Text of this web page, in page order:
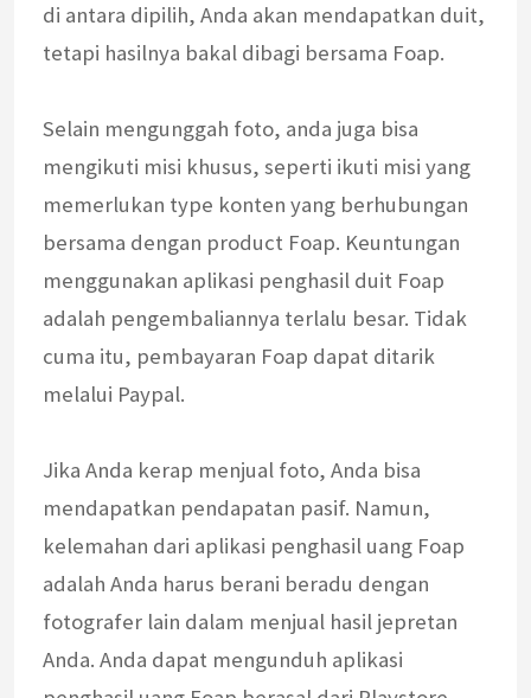
di antara dipilih, Anda akan mendapatkan duit,
tetapi hasilnya bakal dibagi bersama Foap.
Selain mengunggah foto, anda juga bisa
mengikuti misi khusus, seperti ikuti misi yang
memerlukan type konten yang berhubungan
bersama dengan product Foap. Keuntungan
menggunakan aplikasi penghasil duit Foap
adalah pengembaliannya terlalu besar. Tidak
cuma itu, pembayaran Foap dapat ditarik
melalui Paypal.
Jika Anda kerap menjual foto, Anda bisa
mendapatkan pendapatan pasif. Namun,
kelemahan dari aplikasi penghasil uang Foap
adalah Anda harus berani beradu dengan
fotografer lain dalam menjual hasil jepretan
Anda. Anda dapat mengunduh aplikasi